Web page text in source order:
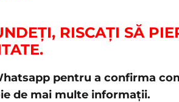
RISCAȚI SĂ
pentru a confirma
de mai multe informații.